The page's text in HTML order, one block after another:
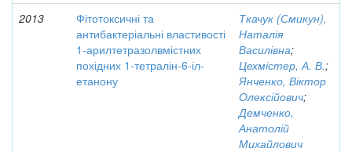
2013
Фітотоксичні та
антибактеріальні властивості
1-арилтетразолвмістних
похідних 1-тетралін-6-іл-
етанону
Ткачук (Смикун),
Наталія
Василівна;
Цехмістер, А. В.;
Янченко, Віктор
Олексійович;
Демченко,
Анатолій
Михайлович